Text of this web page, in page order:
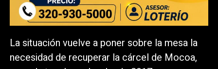
La situación vuelve a poner sobre la mesa la
necesidad de recuperar la cárcel de Mocoa,